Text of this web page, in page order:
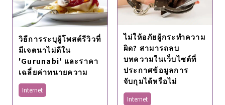
วิธีการระบุผู้โพสต์รีวิวที่
มีเจตนาไม่ดีใน
'Gurunabi' และราคา
เฉลี่ยค่าทนายความ
Internet
ไม่ให้อภัยผู้กระทำความ
ผิด? สามารถลบ
บทความในเว็บไซต์ที่
ประกาศข้อมูลการ
จับกุมได้หรือไม่
Internet